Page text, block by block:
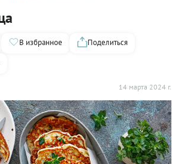
14 марта 2024 г.
В избранное
Поделиться